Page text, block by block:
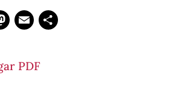
Mastodon
Email
PDF